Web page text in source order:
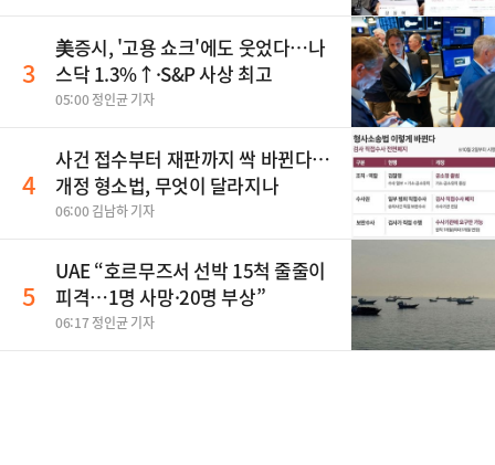
3
美증시, '고용 쇼크'에도 웃었다…나
스닥 1.3%↑·S&P 사상 최고
05:00 정인균 기자
4
사건 접수부터 재판까지 싹 바뀐다…
개정 형소법, 무엇이 달라지나
06:00 김남하 기자
5
UAE “호르무즈서 선박 15척 줄줄이
피격…1명 사망·20명 부상”
06:17 정인균 기자